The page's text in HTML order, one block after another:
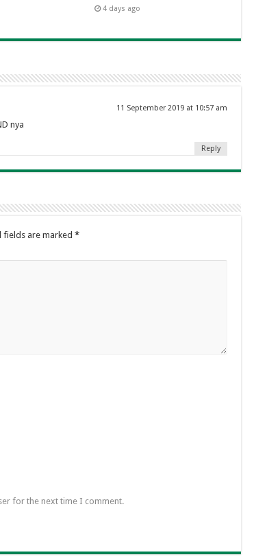
4 days ago
11 September 2019 at 10:57 am
nya
Reply
fields are marked *
for the next time I comment.